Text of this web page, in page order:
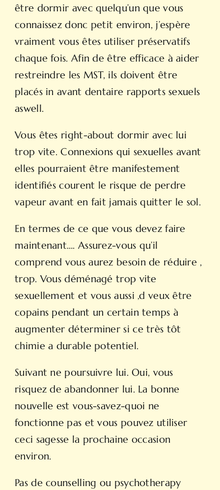
être dormir avec quelqu’un que vous
connaissez donc petit environ, j’espère
vraiment vous êtes utiliser préservatifs
chaque fois. Afin de être efficace à aider
restreindre les MST, ils doivent être
placés in avant dentaire rapports sexuels
aswell.
Vous êtes right-about dormir avec lui
trop vite. Connexions qui sexuelles avant
elles pourraient être manifestement
identifiés courent le risque de perdre
vapeur avant en fait jamais quitter le sol.
En termes de ce que vous devez faire
maintenant…. Assurez-vous qu’il
comprend vous aurez besoin de réduire ,
trop. Vous déménagé trop vite
sexuellement et vous aussi ‚d veux être
copains pendant un certain temps à
augmenter déterminer si ce très tôt
chimie a durable potentiel.
Suivant ne poursuivre lui. Oui, vous
risquez de abandonner lui. La bonne
nouvelle est vous-savez-quoi ne
fonctionne pas et vous pouvez utiliser
ceci sagesse la prochaine occasion
environ.
Pas de counselling ou psychotherapy